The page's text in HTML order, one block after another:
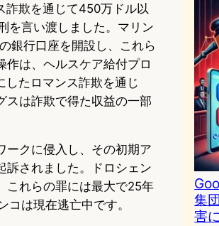
詐欺を通じて450万ドル以
を言い渡しました。マリン
銀行口座を開設し、これら
は、ヘルスケア給付プロ
したロマンス詐欺を通じ
スは詐欺で得た収益の一部
ークに侵入し、その初期ア
訴されました。ドロシェン
これらの罪には最大で25年
は現在逃亡中です。
集
害